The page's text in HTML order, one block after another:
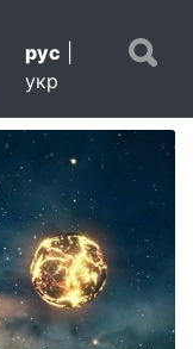
рус
укр